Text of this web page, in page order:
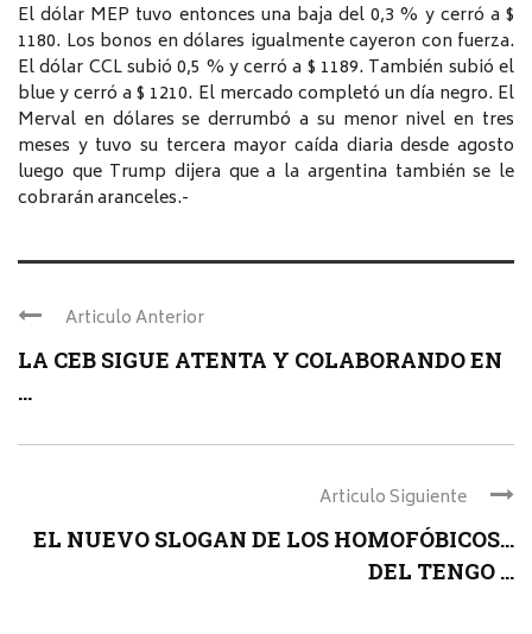
El dólar MEP tuvo entonces una baja del 0,3 % y cerró a $
1180. Los bonos en dólares igualmente cayeron con fuerza.
El dólar CCL subió 0,5 % y cerró a $ 1189. También subió el
blue y cerró a $ 1210. El mercado completó un día negro. El
Merval en dólares se derrumbó a su menor nivel en tres
meses y tuvo su tercera mayor caída diaria desde agosto
luego que Trump dijera que a la argentina también se le
cobrarán aranceles.-
Articulo Anterior
LA CEB SIGUE ATENTA Y COLABORANDO EN
...
Articulo Siguiente
EL NUEVO SLOGAN DE LOS HOMOFÓBICOS…
DEL TENGO ...